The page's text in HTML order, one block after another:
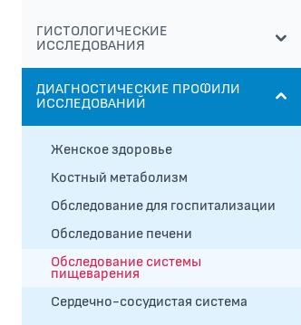
ГИСТОЛОГИЧЕСКИЕ
ИССЛЕДОВАНИЯ
ДИАГНОСТИЧЕСКИЕ ПРОФИЛИ
ИССЛЕДОВАНИЙ
Женское здоровье
Костный метаболизм
Обследование для госпитализации
Обследование печени
Обследование системы
пищеварения
Сердечно-сосудистая система